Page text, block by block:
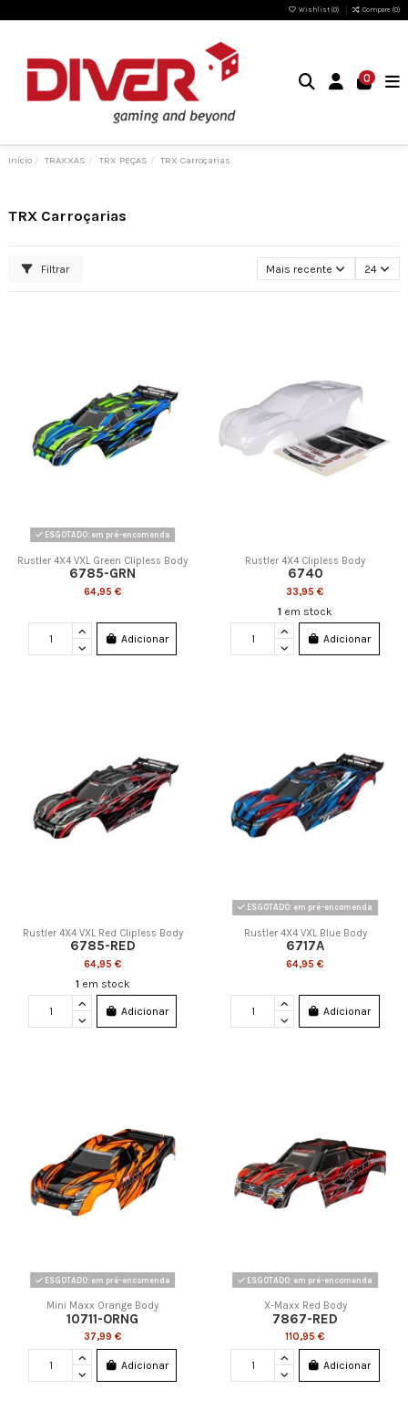
Wishlist (0) Compare (0)
0
Início TRAXXAS TRX PEÇAS TRX Carroçarias
TRX Carroçarias
Filtrar Mais recente 24
ESGOTADO: em pré-encomenda
Rustler 4X4 VXL Green Clipless Body
6785-GRN
64,95 €
Adicionar
Rustler 4X4 Clipless Body
6740
33,95 €
1 em stock
Adicionar
Rustler 4X4 VXL Red Clipless Body
6785-RED
64,95 €
1 em stock
Adicionar
ESGOTADO: em pré-encomenda
Rustler 4X4 VXL Blue Body
6717A
64,95 €
Adicionar
ESGOTADO: em pré-encomenda
Mini Maxx Orange Body
10711-ORNG
37,99 €
Adicionar
ESGOTADO: em pré-encomenda
X-Maxx Red Body
7867-RED
110,95 €
Adicionar